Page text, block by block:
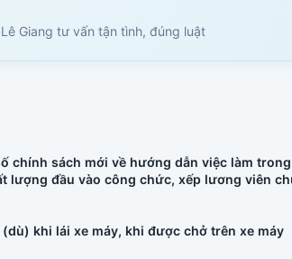
Giang tư vấn tận tình, đúng luật
chính sách mới về hướng dẫn việc làm
lượng đầu vào công chức, xếp lương viên
khi lái xe máy, khi được chở trên xe máy